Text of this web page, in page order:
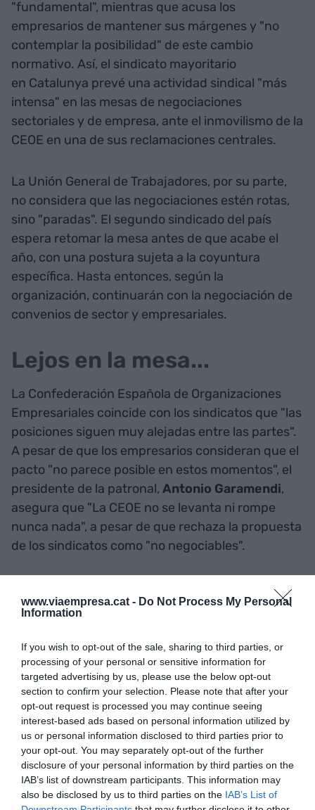
www.viaempresa.cat - Do Not Process My Personal
Information
If you wish to opt-out of the sale, sharing to third parties, or
processing of your personal or sensitive information for
targeted advertising by us, please use the below opt-out
section to confirm your selection. Please note that after your
opt-out request is processed you may continue seeing
interest-based ads based on personal information utilized by
us or personal information disclosed to third parties prior to
your opt-out. You may separately opt-out of the further
disclosure of your personal information by third parties on the
IAB’s list of downstream participants. This information may
also be disclosed by us to third parties on the IAB’s List of
"fundamental", mientras que acusa los
empresarios de mantener sus márgenes y "no
contemplar la posibilidad" de este cambio
normativo. Así, el sindicato mayoritario
en Catalunya prevé una actividad sindical "más
intensa" en las mesas de negociaciones
sectoriales y de empresa, ante el inmovilismo de la
CEOE en una de sus reclamaciones centrales.
La Unión General de Trabajadores, por su parte,
no considera que las negociaciones estén rotas,
sino "paradas". El segundo sindicado del país
espera retomar la mesa antes de que acabe el
año, con una postura sujeta a la coyuntura
específica. Hasta entonces, según la
organización, continuarán con la negociación de
convenios de sector y empresariales.
Lejos en la mesa...
La Confederación Española de Organizaciones
Empresariales coincide con los sindicatos que "las
posiciones siguen muy alejadas entre las partes".
A pesar de que los empresarios consideran que el
pacto "no parece posible en estos momentos", el
presidente de la patronal, Antonio Garamendi,
asegura que "La CEOE no se levanta ni rompe
nunca nada", a pesar de que rechaza la propuesta
de los sindicatos como "no negociables".
Garamendi: "La CEOE no se
levanta de ninguna mesa,
pero la propuesta no es
negociable"
A pesar de que los sindicatos no piden un
aumento de los salarios al mismo ritmo que el que
marca el IPC, Garamendi afirma no compartir la
posición de los trabajadores de "indexar
absolutamente toda la inflación a los salarios". La
propuesta de la CEOE frenaba en un aumento